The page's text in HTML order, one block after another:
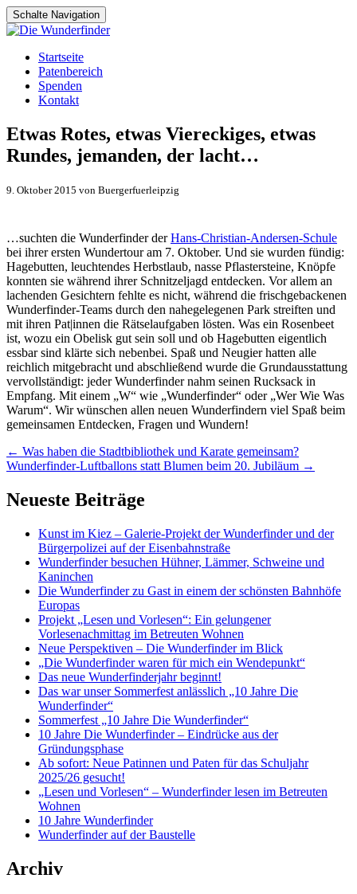
Schalte Navigation
Zum
Inhalt
springen
Startseite
Patenbereich
Spenden
Kontakt
Etwas Rotes, etwas Viereckiges, etwas
Rundes, jemanden, der lacht…
9. Oktober 2015 von Buergerfuerleipzig
…suchten die Wunderfinder derHans-Christian-Andersen-Schule
bei ihrer ersten Wundertour am 7. Oktober. Und sie wurden fündig:
Hagebutten, leuchtendes Herbstlaub, nasse Pflastersteine, Knöpfe
konnten sie während ihrer Schnitzeljagd entdecken. Vor allem an
lachenden Gesichtern fehlte es nicht, während die frischgebackenen
Wunderfinder-Teams durch den nahegelegenen Park streiften und
mit ihren Pat|innen die Rätselaufgaben lösten. Was ein Rosenbeet
ist, wozu ein Obelisk gut sein soll und ob Hagebutten eigentlich
essbar sind klärte sich nebenbei. Spaß und Neugier hatten alle
reichlich mitgebracht und abschließend wurde die Grundausstattung
vervollständigt: jeder Wunderfinder nahm seinen Rucksack in
Empfang. Mit einem „W“ wie „Wunderfinder“ oder „Wer Wie Was
Warum“. Wir wünschen allen neuen Wunderfindern viel Spaß beim
gemeinsamen Entdecken, Fragen und Wundern!
Artikel-
Navigation
← Was haben die Stadtbibliothek und Karate gemeinsam?
Wunderfinder-Luftballons statt Blumen beim 20. Jubiläum →
Neueste Beiträge
Kunst im Kiez – Galerie-Projekt der Wunderfinder und der
Bürgerpolizei auf der Eisenbahnstraße
Wunderfinder besuchen Hühner, Lämmer, Schweine und
Kaninchen
Die Wunderfinder zu Gast in einem der schönsten Bahnhöfe
Europas
Projekt „Lesen und Vorlesen“: Ein gelungener
Vorlesenachmittag im Betreuten Wohnen
Neue Perspektiven – Die Wunderfinder im Blick
„Die Wunderfinder waren für mich ein Wendepunkt“
Das neue Wunderfinderjahr beginnt!
Das war unser Sommerfest anlässlich „10 Jahre Die
Wunderfinder“
Sommerfest „10 Jahre Die Wunderfinder“
10 Jahre Die Wunderfinder – Eindrücke aus der
Gründungsphase
Ab sofort: Neue Patinnen und Paten für das Schuljahr
2025/26 gesucht!
„Lesen und Vorlesen“ – Wunderfinder lesen im Betreuten
Wohnen
10 Jahre Wunderfinder
Wunderfinder auf der Baustelle
Archiv